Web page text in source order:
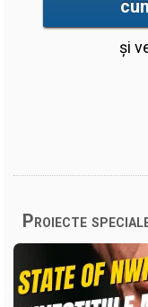
și
Proiecte